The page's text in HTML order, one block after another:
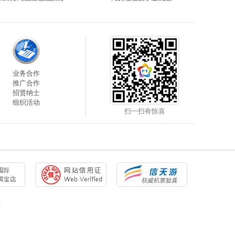
业务合作
推广合作
招贤纳士
组织活动
扫一扫有惊喜